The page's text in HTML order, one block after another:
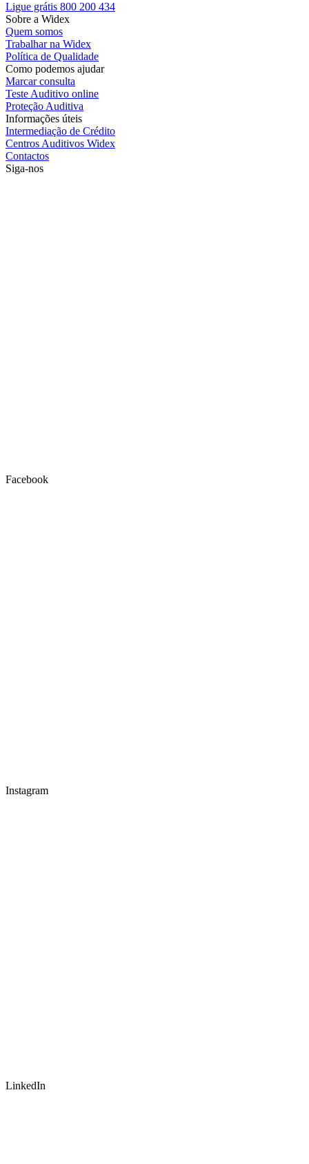
Ligue grátis 800 200 434
Sobre a Widex
Quem somos
Trabalhar na Widex
Política de Qualidade
Como podemos ajudar
Marcar consulta
Teste Auditivo online
Proteção Auditiva
Informações úteis
Intermediação de Crédito
Centros Auditivos Widex
Contactos
Siga-nos
Facebook
Instagram
LinkedIn